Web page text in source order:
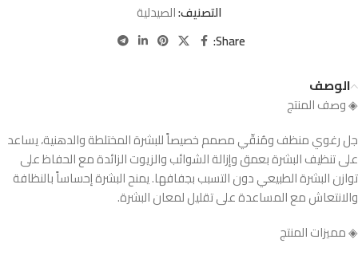
التصنيف:الصيدلية
Share:
الوصف
◈ وصف المنتج
جل رغوي منظف ومُنقّي مصمم خصيصاً للبشرة المختلطة والدهنية، يساعد
على تنظيف البشرة بعمق وإزالة الشوائب والزيوت الزائدة مع الحفاظ على
توازن البشرة الطبيعي دون التسبب بجفافها. يمنح البشرة إحساساً بالنظافة
والانتعاش مع المساعدة على تقليل لمعان البشرة.
◈ مميزات المنتج